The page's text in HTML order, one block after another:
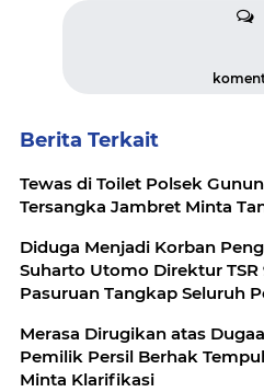
Berita Terkait
Tewas di Toilet Polsek
Tersangka Jambret Minta
Diduga Menjadi Korban
Suharto Utomo Direktur TSR
Pasuruan Tangkap Seluruh
Merasa Dirugikan atas
Pemilik Persil Berhak
Minta Klarifikasi